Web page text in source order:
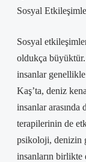
Sosyal
Sosyal
oldukça
insanlar
Kaş’ta, deniz
insanlar arasında
terapilerinin de
psikoloji, denizin
insanların birlikte